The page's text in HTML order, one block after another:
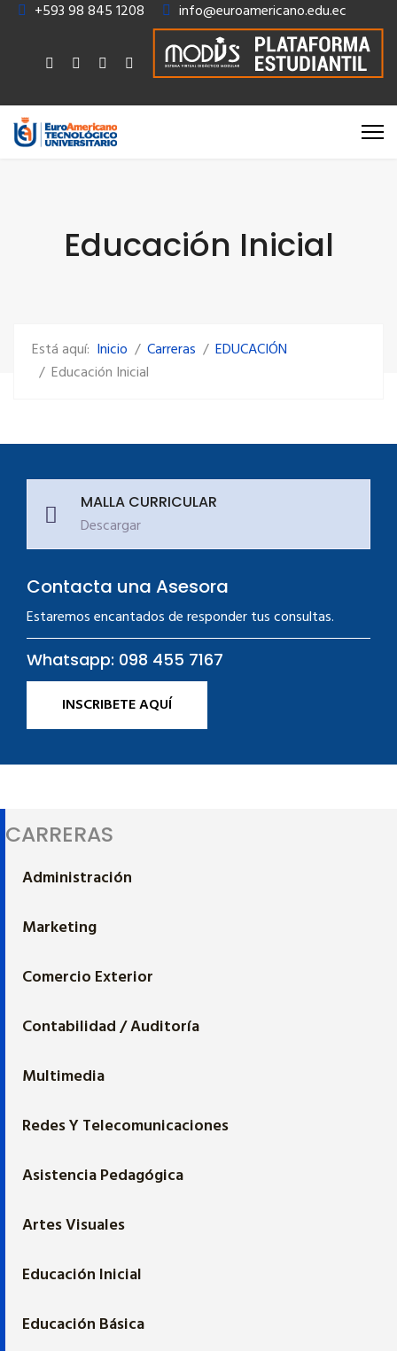
+593 98 845 1208 info@euroamericano.edu.ec
Educación Inicial
Está aquí: Inicio Carreras
EDUCACIÓN
Educación Inicial
MALLA CURRICULAR
Descargar
Contacta una Asesora
Estaremos encantados de responder tus consultas.
Whatsapp: 098 455 7167
INSCRIBETE AQUÍ
CARRERAS
Administración
Marketing
Comercio Exterior
Contabilidad / Auditoría
Multimedia
Redes Y Telecomunicaciones
Asistencia Pedagógica
Artes Visuales
Educación Inicial
Educación Básica